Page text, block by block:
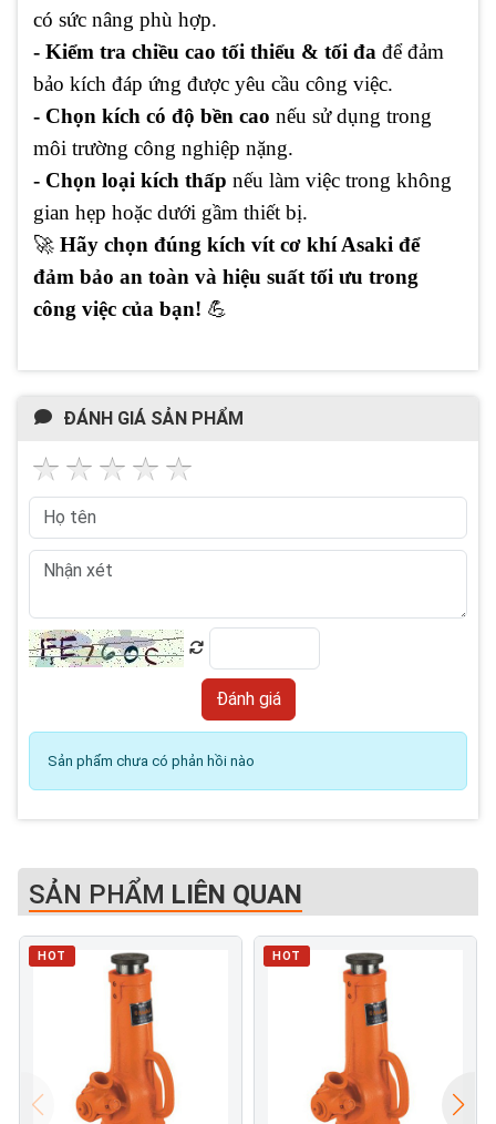
có sức nâng phù hợp.
- Kiểm tra chiều cao tối thiểu & tối đa để đảm
bảo kích đáp ứng được yêu cầu công việc.
- Chọn kích có độ bền cao nếu sử dụng trong
môi trường công nghiệp nặng.
- Chọn loại kích thấp nếu làm việc trong không
gian hẹp hoặc dưới gầm thiết bị.
🚀 Hãy chọn đúng kích vít cơ khí Asaki để
đảm bảo an toàn và hiệu suất tối ưu trong
công việc của bạn! 💪
ĐÁNH GIÁ SẢN PHẨM
Sản phẩm chưa có phản hồi nào
SẢN PHẨM LIÊN QUAN
HOT HOT